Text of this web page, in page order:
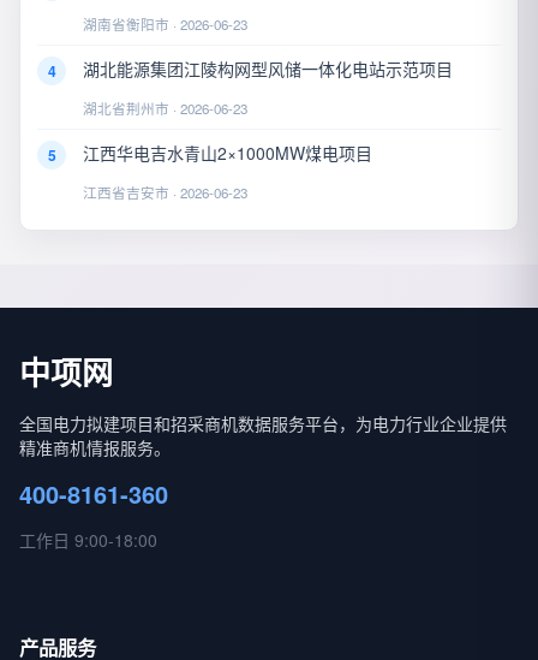
湖南省衡阳市 · 2026-06-23
4 湖北能源集团江陵构网型风储一体化电站示范项目
湖北省荆州市 · 2026-06-23
5 江西华电吉水青山2×1000MW煤电项目
江西省吉安市 · 2026-06-23
中项网
全国电力拟建项目和招采商机数据服务平台，为电力行业企业提供
精准商机情报服务。
400-8161-360
工作日 9:00-18:00
产品服务